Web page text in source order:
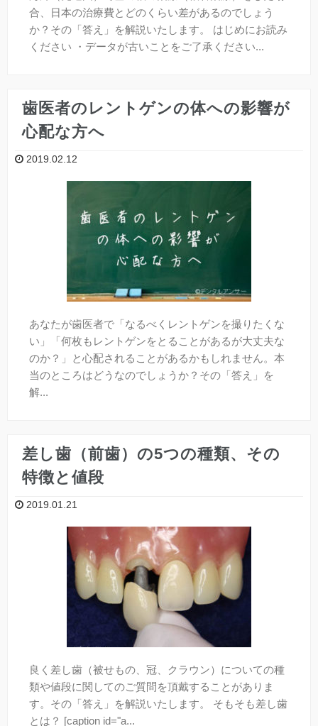
合、日本の治療費とどのくらい差があるのでしょう
か？その「答え」を解説いたします。 はじめにお読み
ください ・データが古いことをご了承ください...
歯医者のレントゲンの体への影響が
心配な方へ
2019.02.12
あなたが歯医者で「なるべくレントゲンを撮りたくな
い」「何枚もレントゲンをとることがあるが大丈夫な
のか？」と心配されることがあるかもしれません。本
当のところはどうなのでしょうか？その「答え」を
解...
差し歯（前歯）の5つの種類、その
特徴と値段
2019.01.21
良く差し歯（被せもの、冠、クラウン）についての種
類や値段に関してのご質問を頂戴することがありま
す。その「答え」を解説いたします。 そもそも差し歯
とは？ [caption id="a...